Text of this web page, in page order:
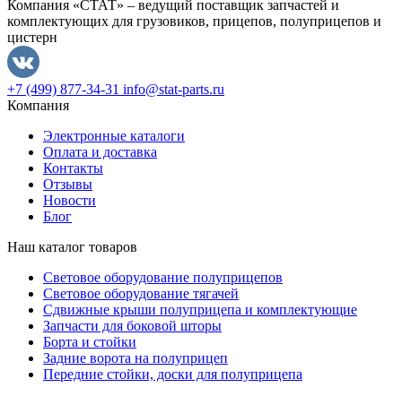
Компания «СТАТ» – ведущий поставщик запчастей и
комплектующих для грузовиков, прицепов, полуприцепов и
цистерн
+7 (499) 877-34-31 info@stat-parts.ru
Компания
Электронные каталоги
Оплата и доставка
Контакты
Отзывы
Новости
Блог
Наш каталог товаров
Световое оборудование полуприцепов
Световое оборудование тягачей
Сдвижные крыши полуприцепа и комплектующие
Запчасти для боковой шторы
Борта и стойки
Задние ворота на полуприцеп
Передние стойки, доски для полуприцепа